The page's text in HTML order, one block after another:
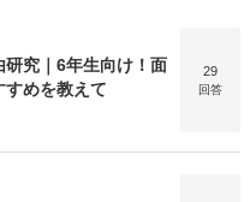
研究｜6年生向け！面
すめを教えて
29
回答